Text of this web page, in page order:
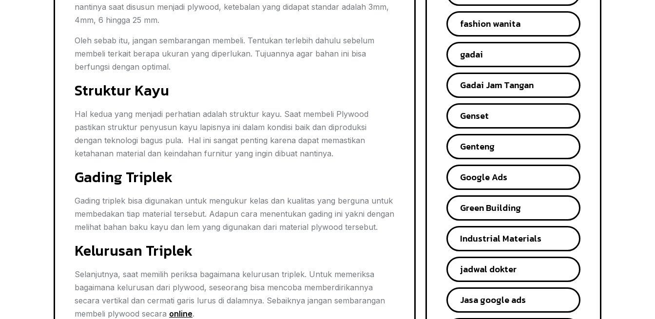
nantinya saat disusun menjadi plywood, ketebalan yang didapat standar adalah 3mm,
4mm, 6 hingga 25 mm.
Oleh sebab itu, jangan sembarangan membeli. Tentukan terlebih dahulu sebelum
membeli terkait berapa ukuran yang diperlukan. Tujuannya agar bahan ini bisa
berfungsi dengan optimal.
Struktur Kayu
Hal kedua yang menjadi perhatian adalah struktur kayu. Saat membeli Plywood
pastikan struktur penyusun kayu lapisnya ini dalam kondisi baik dan diproduksi
dengan teknologi bagus pula. Hal ini sangat penting karena dapat memastikan
ketahanan material dan keindahan furnitur yang ingin dibuat nantinya.
Gading Triplek
Gading triplek bisa digunakan untuk mengukur kelas dan kualitas yang berguna untuk
membedakan tiap material tersebut. Adapun cara menentukan gading ini yakni dengan
melihat bahan baku kayu dan lem yang digunakan dari material plywood tersebut.
Kelurusan Triplek
Selanjutnya, saat memilih periksa bagaimana kelurusan triplek. Untuk memeriksa
bagaimana kelurusan dari plywood, seseorang bisa mencoba memberdirikannya
secara vertikal dan cermati garis lurus di dalamnya. Sebaiknya jangan sembarangan
membeli plywood secara online.
fashion wanita
gadai
Gadai Jam Tangan
Genset
Genteng
Google Ads
Green Building
Industrial Materials
jadwal dokter
Jasa google ads